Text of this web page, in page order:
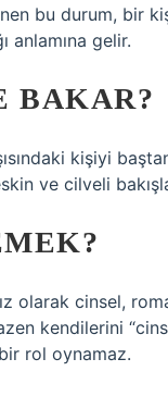
bu durum, bir
anlamına gelir.
BAKAR?
kişiyi
ve cilveli
olarak cinsel,
kendilerini
rol oynamaz.